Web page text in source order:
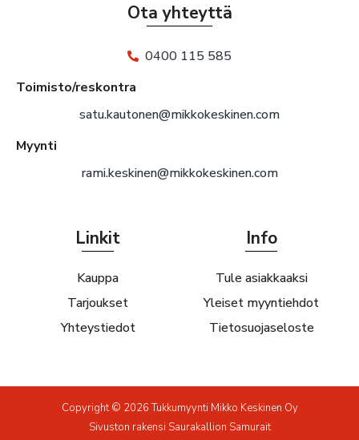
Ota yhteyttä
0400 115 585
Toimisto/reskontra
satu.kautonen@mikkokeskinen.com
Myynti
rami.keskinen@mikkokeskinen.com
Linkit
Kauppa
Tarjoukset
Yhteystiedot
Info
Tule asiakkaaksi
Yleiset myyntiehdot
Tietosuojaseloste
Copyright © 2026 Tukkumyynti Mikko Keskinen Oy
Sivuston rakensi Saurakallion Samurait